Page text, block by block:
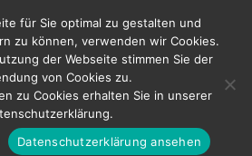
Bilz
Helden werden
für Sie optimal zu gestalten und
zu können, verwenden wir Cookies.
der Webseite stimmen Sie der
von Cookies zu.
zu Cookies erhalten Sie in unserer
Datenschutzerklärung ansehen